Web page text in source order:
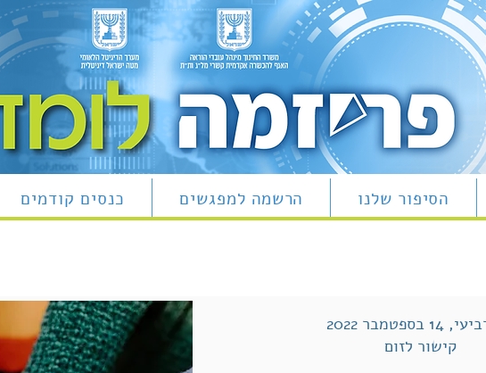
הסיפור שלנו הרשמה למפגשים כנסים קודמים
בספטמבר 2022
קישור לזום